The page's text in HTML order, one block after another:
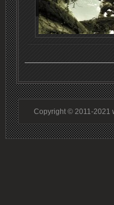
Copyright © 2011-2021